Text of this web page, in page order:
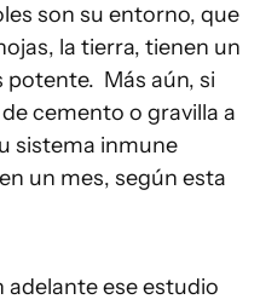
son su entorno, que
la tierra, tienen un
Más aún, si
cemento o gravilla a
sistema inmune
un mes, según esta
ese estudio